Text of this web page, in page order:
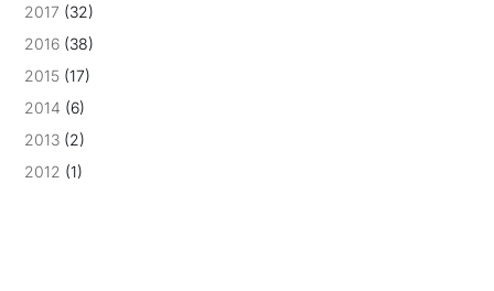
2017 (32)
2016 (38)
2015 (17)
2014 (6)
2013 (2)
2012 (1)